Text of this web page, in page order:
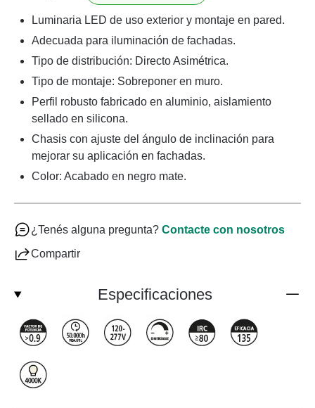
Luminaria LED de uso exterior y montaje en pared.
Adecuada para iluminación de fachadas.
Tipo de distribución: Directo Asimétrica.
Tipo de montaje: Sobreponer en muro.
Perfil robusto fabricado en aluminio, aislamiento
sellado en silicona.
Chasis con ajuste del ángulo de inclinación para
mejorar su aplicación en fachadas.
Color: Acabado en negro mate.
¿Tenés alguna pregunta? Contacte con nosotros
Compartir
Especificaciones